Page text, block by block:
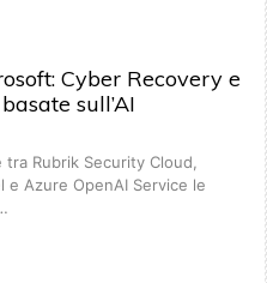
Cyber Recovery e
sull’AI
Rubrik Security Cloud,
e Azure OpenAI Service le